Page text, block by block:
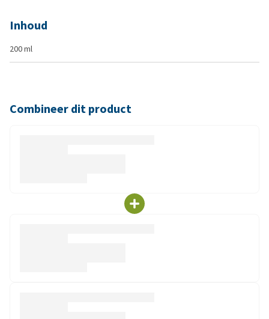
Inhoud
200 ml
Combineer dit product